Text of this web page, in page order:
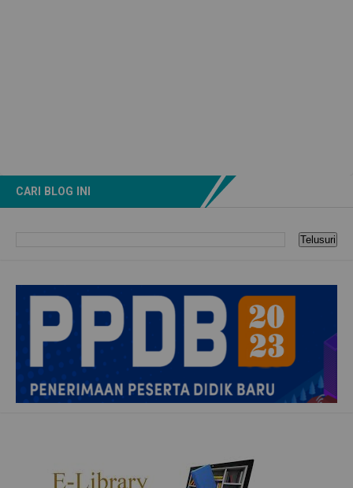
CARI BLOG INI